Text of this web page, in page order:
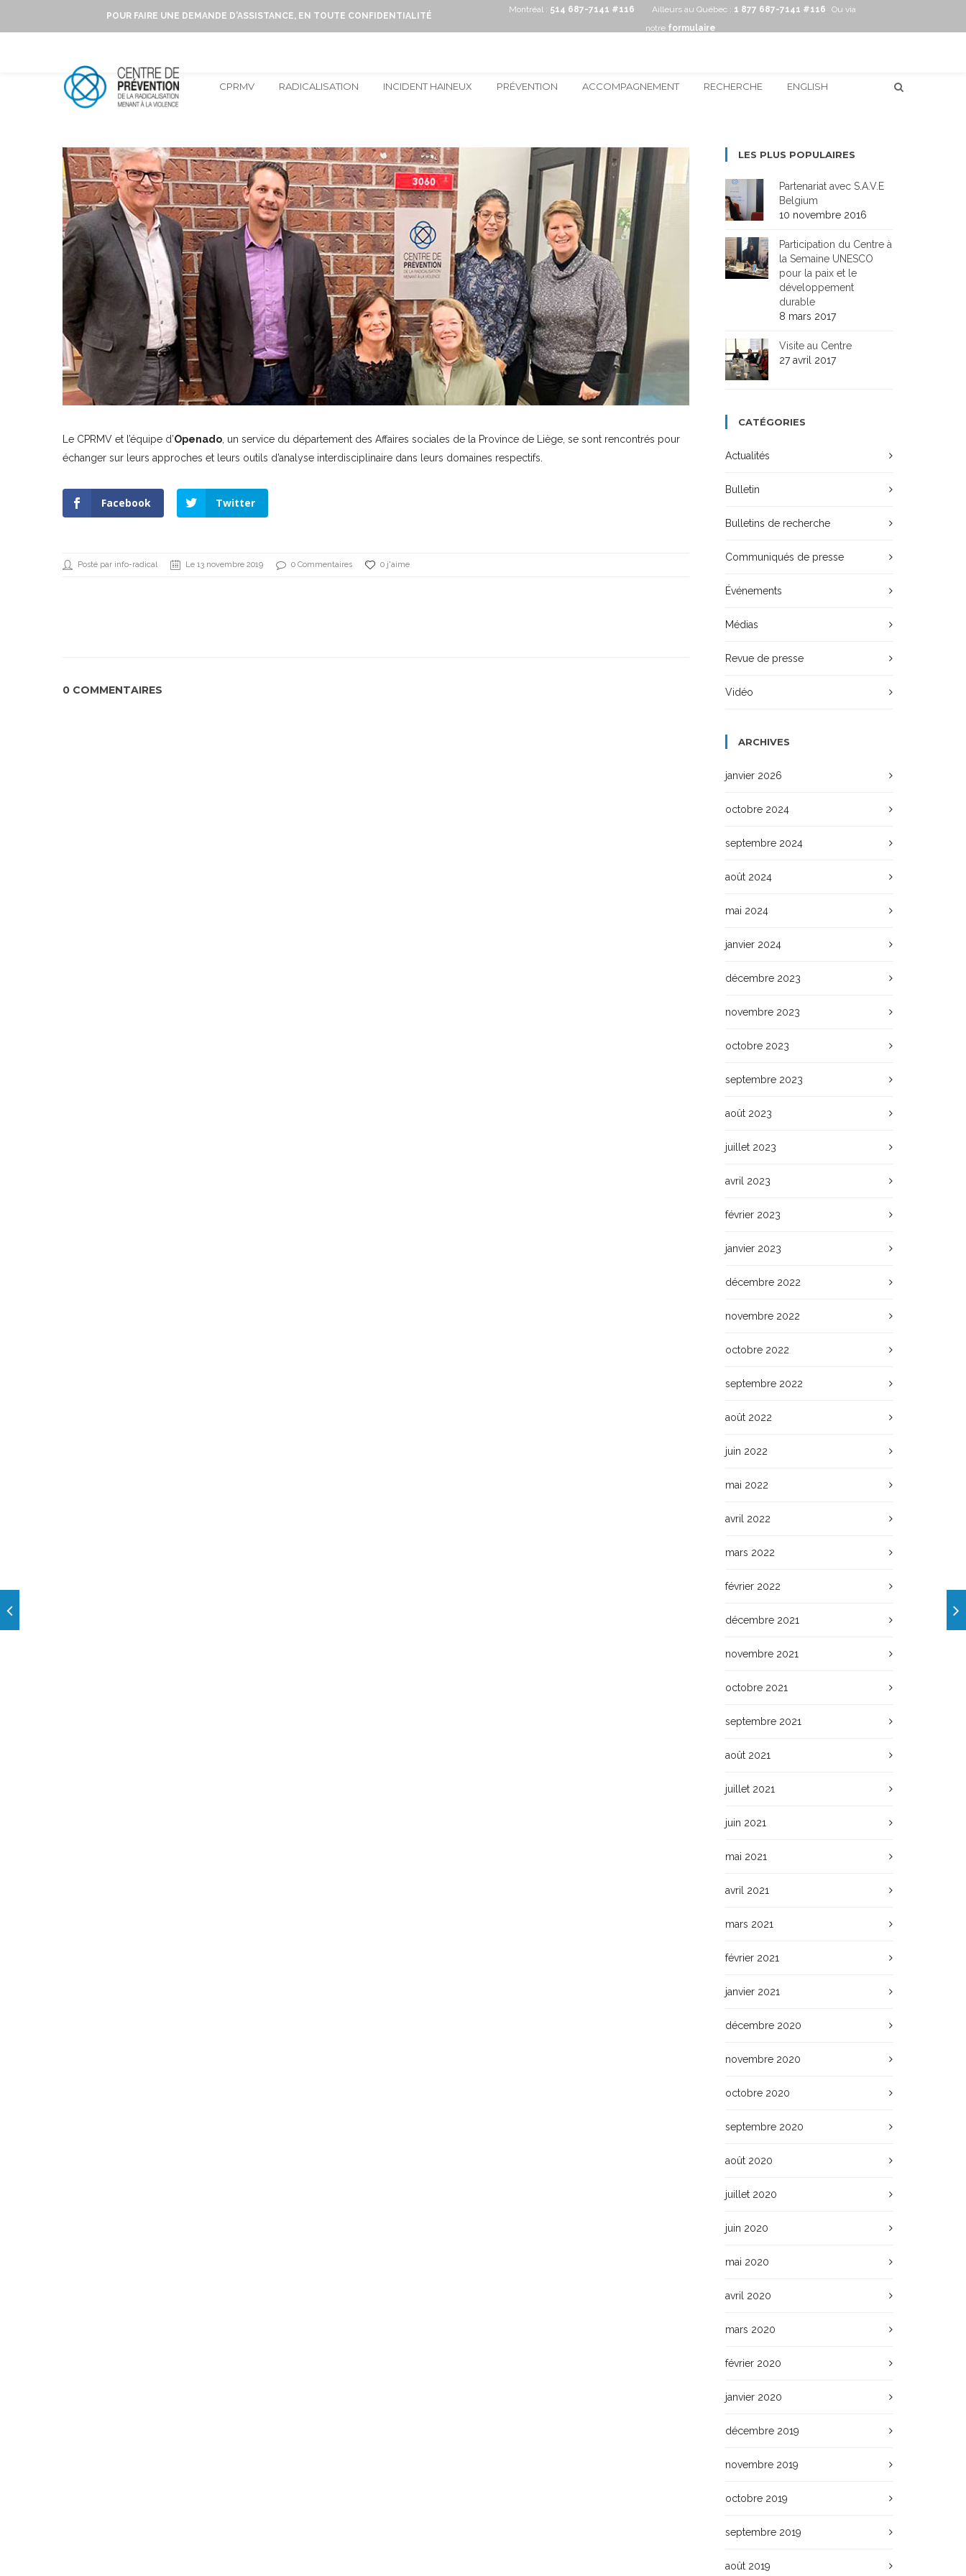
POUR FAIRE UNE DEMANDE D'ASSISTANCE, EN TOUTE CONFIDENTIALITÉ
Montréal : 514 687-7141 #116 Ailleurs au Québec : 1 877 687-7141 #116
Ou via
notre formulaire
CPRMV RADICALISATION INCIDENT HAINEUX PRÉVENTION ACCOMPAGNEMENT RECHERCHE ENGLISH
Le CPRMV et l’équipe d’Openado, un service du département desAffaires sociales de la Province de Liège, se sont rencontrés pour
échanger sur leurs approches et leurs outils d’analyse interdisciplinaire dans leurs domaines respectifs.
Facebook Twitter
Posté par info-radical Le 13 novembre 2019 0 Commentaires 0 j'aime
0 COMMENTAIRES
LES PLUS POPULAIRES
Partenariat avec S.A.V.E
Belgium
10 novembre 2016
Participation du Centre à
la Semaine UNESCO
pour la paix et le
développement
durable
8 mars 2017
Visite au Centre
27 avril 2017
CATÉGORIES
Actualités
Bulletin
Bulletins de recherche
Communiqués de presse
Événements
Médias
Revue de presse
Vidéo
ARCHIVES
janvier 2026
octobre 2024
septembre 2024
août 2024
mai 2024
janvier 2024
décembre 2023
novembre 2023
octobre 2023
septembre 2023
août 2023
juillet 2023
avril 2023
février 2023
janvier 2023
décembre 2022
novembre 2022
octobre 2022
septembre 2022
août 2022
juin 2022
mai 2022
avril 2022
mars 2022
février 2022
décembre 2021
novembre 2021
octobre 2021
septembre 2021
août 2021
juillet 2021
juin 2021
mai 2021
avril 2021
mars 2021
février 2021
janvier 2021
décembre 2020
novembre 2020
octobre 2020
septembre 2020
août 2020
juillet 2020
juin 2020
mai 2020
avril 2020
mars 2020
février 2020
janvier 2020
décembre 2019
novembre 2019
octobre 2019
septembre 2019
août 2019